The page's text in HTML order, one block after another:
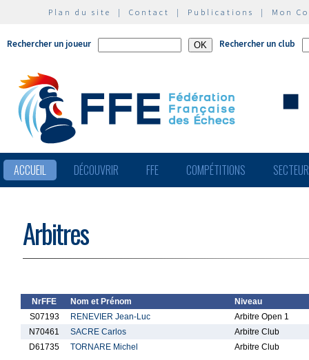
Plan du site | Contact | Publications | Mon
Rechercher un joueur Rechercher un club
ACCUEIL DÉCOUVRIR FFE COMPÉTITIONS
Arbitres
NrFFE Nom et Prénom
Niveau
S07193
RENEVIER Jean-Luc
Arbitre Open 1
N70461
SACRE Carlos
Arbitre Club
D61735
TORNARE Michel Arbitre Club